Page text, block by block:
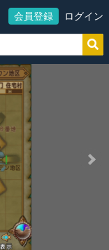
会員登録 ログイン